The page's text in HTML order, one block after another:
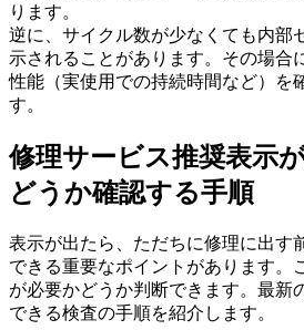
ります。
逆に、サイクル数が少なくても内部
示されることがあります。その場合
性能（実使用での持続時間など）を
す。
修理サービス推奨表示
どうか確認する手順
表示が出たら、ただちに修理に出す
できる重要なポイントがあります。
が必要かどうか判断できます。最新
できる検査の手順を紹介します。